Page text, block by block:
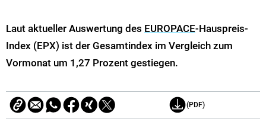
Laut aktueller Auswertung des EUROPACE-Hauspreis-
Index (EPX) ist der Gesamtindex im Vergleich zum
Vormonat um 1,27 Prozent gestiegen.
(PDF)